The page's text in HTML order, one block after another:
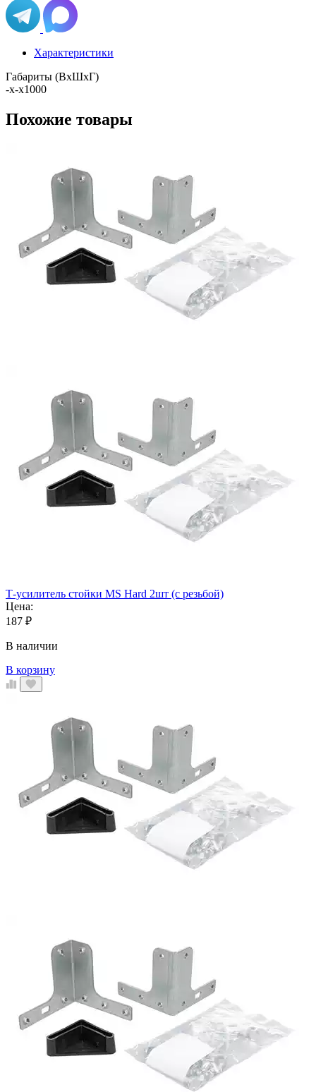
Характеристики
Габариты (ВхШхГ)
-x-x1000
Похожие товары
Т-усилитель стойки MS Hard 2шт (с резьбой)
Цена:
187 ₽
В наличии
В корзину